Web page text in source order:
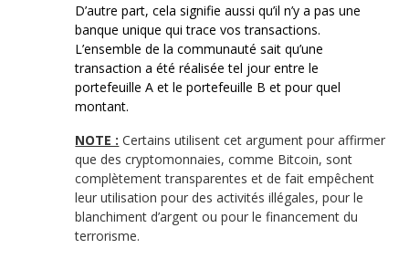
D’autre part, cela signifie aussi qu’il n’y a pas une
banque unique qui trace vos transactions.
L’ensemble de la communauté sait qu’une
transaction a été réalisée tel jour entre le
portefeuille A et le portefeuille B et pour quel
montant.
NOTE : Certains utilisent cet argument pour affirmer
que des cryptomonnaies, comme Bitcoin, sont
complètement transparentes et de fait empêchent
leur utilisation pour des activités illégales, pour le
blanchiment d’argent ou pour le financement du
terrorisme.